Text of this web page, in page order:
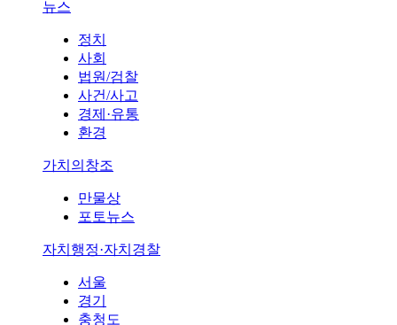
뉴스
정치
사회
법원/검찰
사건/사고
경제·유통
환경
가치의창조
만물상
포토뉴스
자치행정·자치경찰
서울
경기
충청도